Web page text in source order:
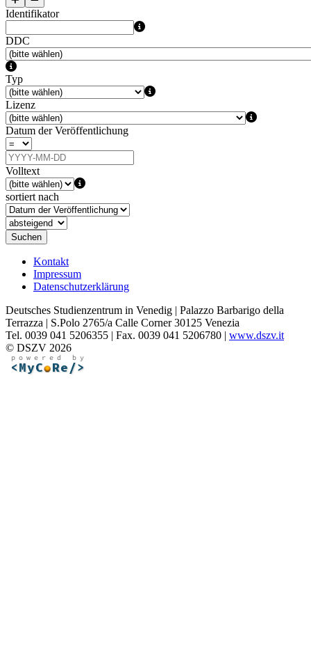
Identifikator
DDC
Typ
Lizenz
Datum der Veröffentlichung
Volltext
sortiert nach
Suchen
Kontakt
Impressum
Datenschutzerklärung
Deutsches Studienzentrum in Venedig | Palazzo Barbarigo della
Terrazza | S.Polo 2765/a Calle Corner 30125 Venezia
Tel. 0039 041 5206355 | Fax. 0039 041 5206780 | www.dszv.it
© DSZV 2026